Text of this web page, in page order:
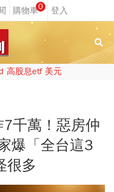
0
高股息etf 美元
千萬！惡房仲
爆「全台這3
很多